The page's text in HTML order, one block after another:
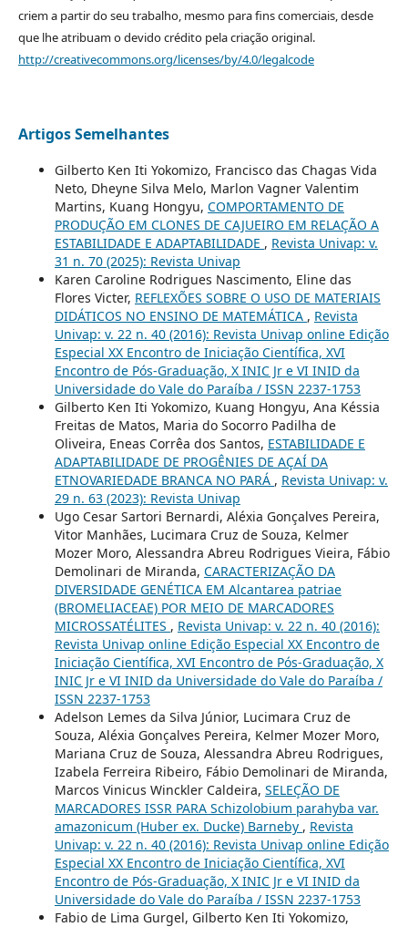
criem a partir do seu trabalho, mesmo para fins comerciais, desde
que lhe atribuam o devido crédito pela criação original.
http://creativecommons.org/licenses/by/4.0/legalcode
Artigos Semelhantes
Gilberto Ken Iti Yokomizo, Francisco das Chagas Vida
Neto, Dheyne Silva Melo, Marlon Vagner Valentim
Martins, Kuang Hongyu, COMPORTAMENTO DE
PRODUÇÃO EM CLONES DE CAJUEIRO EM RELAÇÃO A
ESTABILIDADE E ADAPTABILIDADE , Revista Univap: v.
31 n. 70 (2025): Revista Univap
Karen Caroline Rodrigues Nascimento, Eline das
Flores Victer, REFLEXÕES SOBRE O USO DE MATERIAIS
DIDÁTICOS NO ENSINO DE MATEMÁTICA , Revista
Univap: v. 22 n. 40 (2016): Revista Univap online Edição
Especial XX Encontro de Iniciação Científica, XVI
Encontro de Pós-Graduação, X INIC Jr e VI INID da
Universidade do Vale do Paraíba / ISSN 2237-1753
Gilberto Ken Iti Yokomizo, Kuang Hongyu, Ana Késsia
Freitas de Matos, Maria do Socorro Padilha de
Oliveira, Eneas Corrêa dos Santos, ESTABILIDADE E
ADAPTABILIDADE DE PROGÊNIES DE AÇAÍ DA
ETNOVARIEDADE BRANCA NO PARÁ , Revista Univap: v.
29 n. 63 (2023): Revista Univap
Ugo Cesar Sartori Bernardi, Aléxia Gonçalves Pereira,
Vitor Manhães, Lucimara Cruz de Souza, Kelmer
Mozer Moro, Alessandra Abreu Rodrigues Vieira, Fábio
Demolinari de Miranda, CARACTERIZAÇÃO DA
DIVERSIDADE GENÉTICA EM Alcantarea patriae
(BROMELIACEAE) POR MEIO DE MARCADORES
MICROSSATÉLITES , Revista Univap: v. 22 n. 40 (2016):
Revista Univap online Edição Especial XX Encontro de
Iniciação Científica, XVI Encontro de Pós-Graduação, X
INIC Jr e VI INID da Universidade do Vale do Paraíba /
ISSN 2237-1753
Adelson Lemes da Silva Júnior, Lucimara Cruz de
Souza, Aléxia Gonçalves Pereira, Kelmer Mozer Moro,
Mariana Cruz de Souza, Alessandra Abreu Rodrigues,
Izabela Ferreira Ribeiro, Fábio Demolinari de Miranda,
Marcos Vinicus Winckler Caldeira, SELEÇÃO DE
MARCADORES ISSR PARA Schizolobium parahyba var.
amazonicum (Huber ex. Ducke) Barneby , Revista
Univap: v. 22 n. 40 (2016): Revista Univap online Edição
Especial XX Encontro de Iniciação Científica, XVI
Encontro de Pós-Graduação, X INIC Jr e VI INID da
Universidade do Vale do Paraíba / ISSN 2237-1753
Fabio de Lima Gurgel, Gilberto Ken Iti Yokomizo,